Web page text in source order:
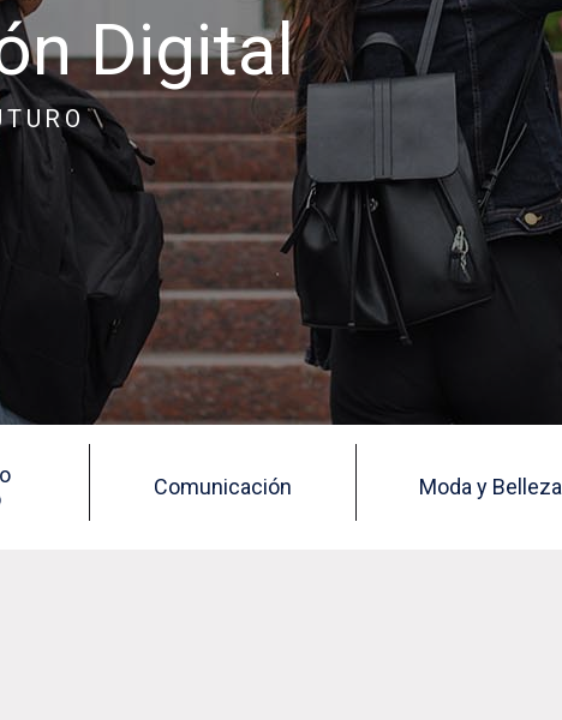
Digital
Comunicación Moda y Belleza